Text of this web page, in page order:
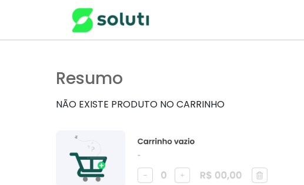
Resumo
NÃO EXISTE PRODUTO NO CARRINHO